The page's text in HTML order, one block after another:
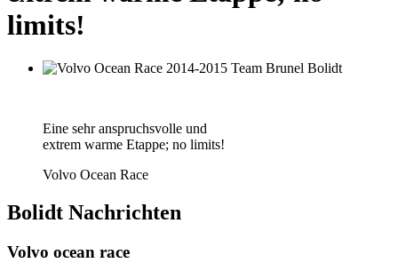
limits!
Eine sehr anspruchsvolle und
extrem warme Etappe; no limits!
Volvo Ocean Race
Bolidt Nachrichten
Volvo ocean race